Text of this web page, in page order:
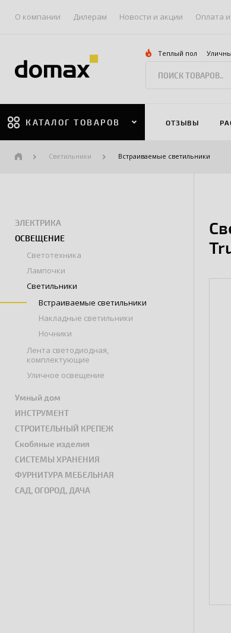
О компании Дилерам Новости и акции Оплата
Теплый пол
КАТАЛОГ ТОВАРОВ ОТЗЫВЫ
Светильники Встраиваемые светильники
ЭЛЕКТРИКА
ОСВЕЩЕНИЕ
Светотехника
Лампочки
Светильники
Встраиваемые светильники
Накладные светильники
Ночники
Лента светодиодная,
комплектующие
Уличное освещение
Умный дом
ИНСТРУМЕНТ
СТРОИТЕЛЬНЫЙ КРЕПЕЖ
Скобяные изделия
СИСТЕМЫ ХРАНЕНИЯ
ФУРНИТУРА МЕБЕЛЬНАЯ
САД, ОГОРОД, ДАЧА